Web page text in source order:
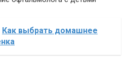
Как выбрать домашнее